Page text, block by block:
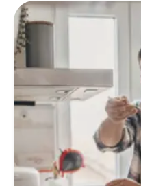
Wonen, Koken & Huishouden